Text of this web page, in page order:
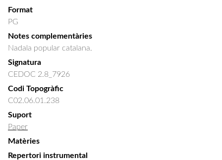
Format
PG
Notes complementàries
Nadala popular catalana.
Signatura
CEDOC 2.8_7926
Codi Topogràfic
C02.06.01.238
Suport
Paper
Matèries
Repertori instrumental